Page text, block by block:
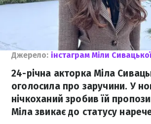
Джерело: інстаграм Міли Сивацької
24-річна акторка Міла
оголосила про заручини. У
нічкоханий зробив їй
Міла звикає до статусу